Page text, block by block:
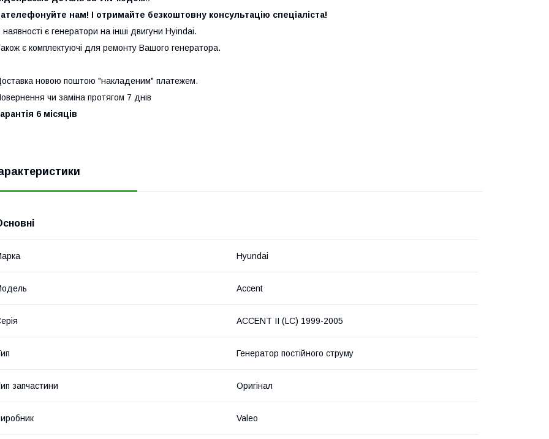
нам! І отримайте безкоштовну консультацію спеціаліста!
наявності є генератори на інші двигуни Hyindai.
є комплектуючі для ремонту Вашого генератора.
новою поштою "накладеним" платежем.
чи заміна протягом 7 днів
6 місяців
Hyundai
Accent
ACCENT II (LC) 1999-2005
Генератор постійного струму
запчастини Оригінал
Valeo